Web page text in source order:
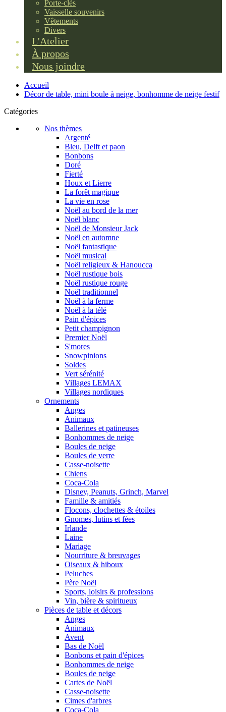
Porte-clés
Vaisselle souvenirs
Vêtements
Divers
L'Atelier
À propos
Nous joindre
Accueil
Décor de table, mini boule à neige, bonhomme de neige festif
Catégories
Nos thèmes
Argenté
Bleu, Delft et paon
Bonbons
Doré
Fierté
Houx et Lierre
La forêt magique
La vie en rose
Noël au bord de la mer
Noël blanc
Noël de Monsieur Jack
Noël en automne
Noël fantastique
Noël musical
Noël religieux & Hanoucca
Noël rustique bois
Noël rustique rouge
Noël traditionnel
Noël à la ferme
Noël à la télé
Pain d'épices
Petit champignon
Premier Noël
S'mores
Snowpinions
Soldes
Vert sérénité
Villages LEMAX
Villages nordiques
Ornements
Anges
Animaux
Ballerines et patineuses
Bonhommes de neige
Boules de neige
Boules de verre
Casse-noisette
Chiens
Coca-Cola
Disney, Peanuts, Grinch, Marvel
Famille & amitiés
Flocons, clochettes & étoiles
Gnomes, lutins et fées
Irlande
Laine
Mariage
Nourriture & breuvages
Oiseaux & hiboux
Peluches
Père Noël
Sports, loisirs & professions
Vin, bière & spiritueux
Pièces de table et décors
Anges
Animaux
Avent
Bas de Noël
Bonbons et pain d'épices
Bonhommes de neige
Boules de neige
Cartes de Noël
Casse-noisette
Cimes d'arbres
Coca-Cola